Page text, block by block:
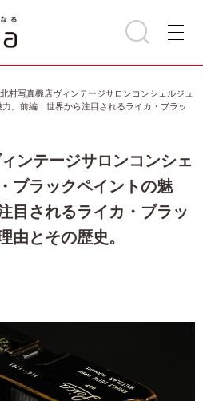
村写真機店ヴィンテージサロンコンシェルジュ
。前編：世界から注目されるライカ・ブラッ
ンテージサロンコンシェ
ブラックペイントの魅
目されるライカ・ブラッ
由とその歴史。